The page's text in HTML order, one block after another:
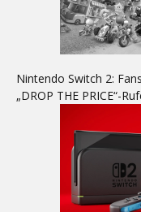
Nintendo Switch 2:
„DROP THE PRICE“-